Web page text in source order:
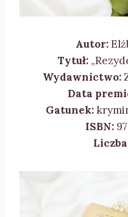
Autor:
Tytuł:
Wydawnictwo:
Data
Gatunek:
ISBN: